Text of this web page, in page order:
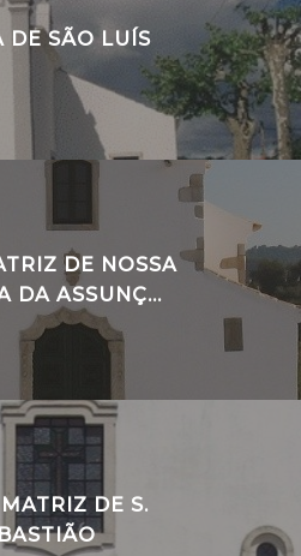
DE SÃO LUÍS
DE NOSSA
DA ASSUNÇ...
DE S.